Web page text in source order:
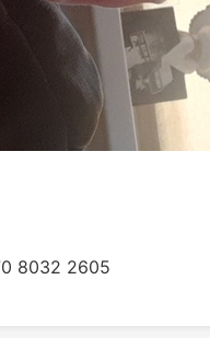
8032 2605